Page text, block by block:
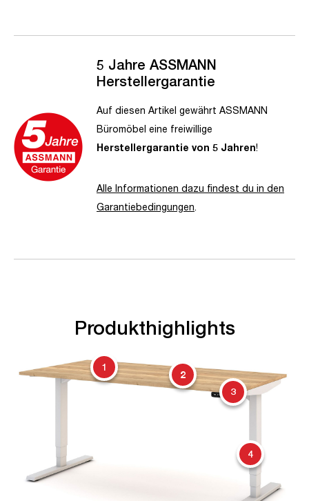
5 Jahre ASSMANN
Herstellergarantie
Auf diesen Artikel gewährt ASSMANN
Büromöbel eine freiwillige
Herstellergarantie von 5 Jahren!
Alle Informationen dazu findest du in den
Garantiebedingungen.
Produkthighlights
1
2
3
4